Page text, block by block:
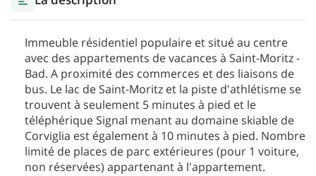
Immeuble résidentiel populaire et situé au centre
avec des appartements de vacances à Saint-Moritz -
Bad. A proximité des commerces et des liaisons de
bus. Le lac de Saint-Moritz et la piste d'athlétisme se
trouvent à seulement 5 minutes à pied et le
téléphérique Signal menant au domaine skiable de
Corviglia est également à 10 minutes à pied. Nombre
limité de places de parc extérieures (pour 1 voiture,
non réservées) appartenant à l'appartement.